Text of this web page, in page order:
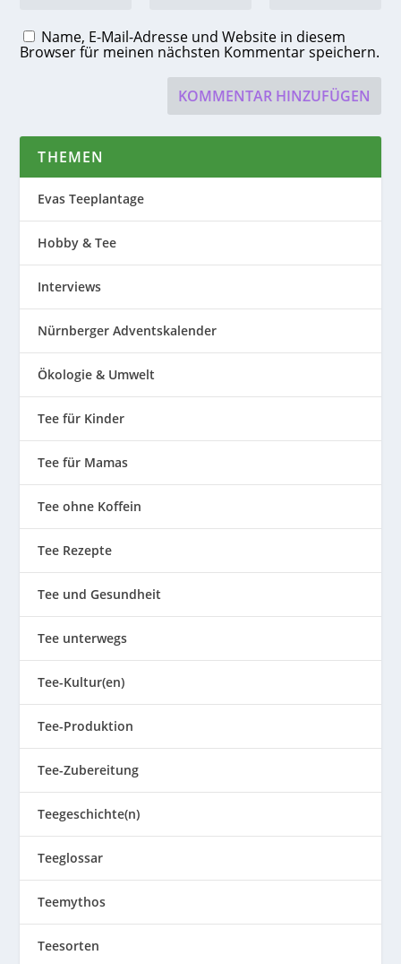
Name, E-Mail-Adresse und Website in diesem
Browser für meinen nächsten Kommentar speichern.
THEMEN
Evas Teeplantage
Hobby & Tee
Interviews
Nürnberger Adventskalender
Ökologie & Umwelt
Tee für Kinder
Tee für Mamas
Tee ohne Koffein
Tee Rezepte
Tee und Gesundheit
Tee unterwegs
Tee-Kultur(en)
Tee-Produktion
Tee-Zubereitung
Teegeschichte(n)
Teeglossar
Teemythos
Teesorten